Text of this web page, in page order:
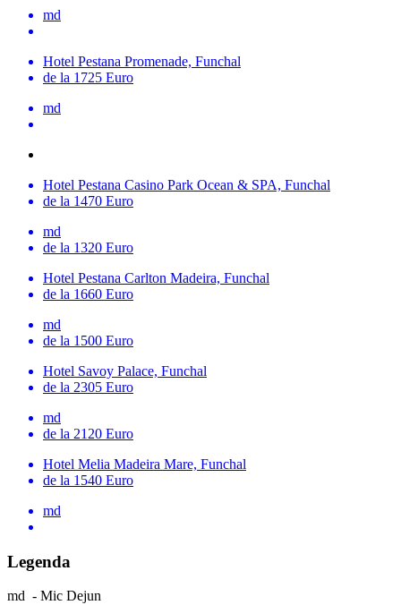
md
Hotel Pestana Promenade, Funchal
de la 1725 Euro
md
Hotel Pestana Casino Park Ocean & SPA, Funchal
de la 1470 Euro
md
de la 1320 Euro
Hotel Pestana Carlton Madeira, Funchal
de la 1660 Euro
md
de la 1500 Euro
Hotel Savoy Palace, Funchal
de la 2305 Euro
md
de la 2120 Euro
Hotel Melia Madeira Mare, Funchal
de la 1540 Euro
md
Legenda
md - Mic Dejun